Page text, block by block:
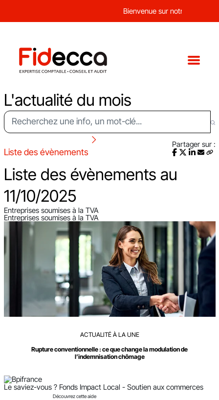
Bienvenue sur notre nouveau
L'actualité du mois
Liste des évènements
Partager sur :
Liste des évènements au
11/10/2025
Entreprises soumises à la TVA
Entreprises soumises à la TVA
ACTUALITÉ À LA UNE
Rupture conventionnelle : ce que change la modulation de
l’indemnisation chômage
Le saviez-vous ? Fonds Impact Local - Soutien aux commerces
Découvrez cette aide